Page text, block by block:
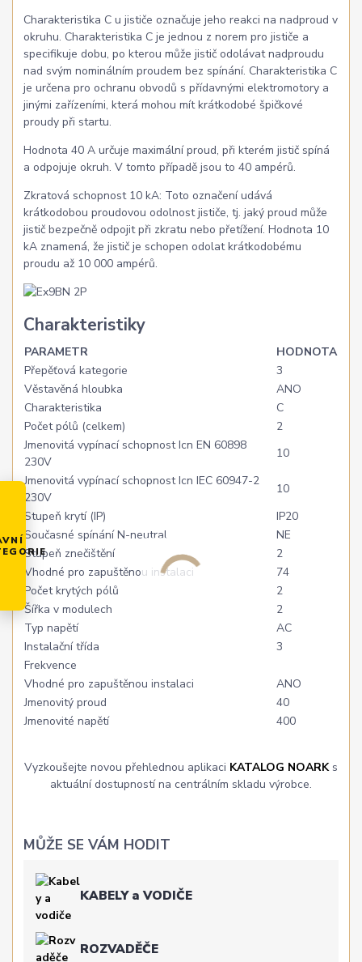
Charakteristika C u jističe označuje jeho reakci na nadproud v
okruhu. Charakteristika C je jednou z norem pro jističe a
specifikuje dobu, po kterou může jistič odolávat nadproudu
nad svým nominálním proudem bez spínání. Charakteristika C
je určena pro ochranu obvodů s přídavnými elektromotory a
jinými zařízeními, která mohou mít krátkodobé špičkové
proudy při startu.
Hodnota 40 A určuje maximální proud, při kterém jistič spíná
a odpojuje okruh. V tomto případě jsou to 40 ampérů.
Zkratová schopnost 10 kA: Toto označení udává
krátkodobou proudovou odolnost jističe, tj. jaký proud může
jistič bezpečně odpojit při zkratu nebo přetížení. Hodnota 10
kA znamená, že jistič je schopen odolat krátkodobému
proudu až 10 000 ampérů.
Charakteristiky
PARAMETR
HODNOTA
Přepěťová kategorie
3
Věstavěná hloubka
ANO
Charakteristika
C
Počet pólů (celkem)
2
Jmenovitá vypínací schopnost Icn EN 60898
230V
10
Jmenovitá vypínací schopnost Icn IEC 60947-2
230V
10
Stupeň krytí (IP)
IP20
Současné spínání N-neutral
NE
Stupeň znečištění
2
Vhodné pro zapuštěnou instalaci
74
Počet krytých pólů
2
Šířka v modulech
2
Typ napětí
AC
Instalační třída
3
Frekvence
Vhodné pro zapuštěnou instalaci
ANO
Jmenovitý proud
40
Jmenovité napětí
400
Vyzkoušejte novou přehlednou aplikaci KATALOG NOARKs
aktuální dostupností na centrálním skladu výrobce.
MŮŽE SE VÁM HODIT
KABELY a VODIČE
ROZVADĚČE